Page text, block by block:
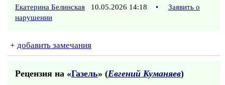
Екатерина Белинская 10.05.2026 14:18 •
Заявить о
нарушении
+ добавить замечания
Рецензия на «Газель» (Евгений Куманяев)